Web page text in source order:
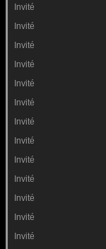
Invité
Invité
Invité
Invité
Invité
Invité
Invité
Invité
Invité
Invité
Invité
Invité
Invité